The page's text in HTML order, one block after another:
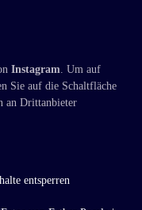
Instagram . Um auf
Sie auf die Schaltfläche
an Drittanbieter
entsperren